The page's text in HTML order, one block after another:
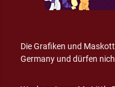
Die Grafiken und
Germany und dürfen